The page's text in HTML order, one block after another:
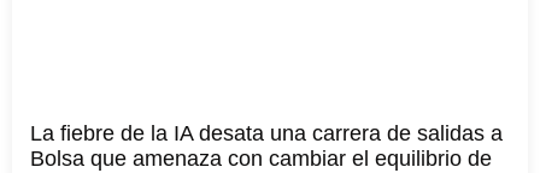
La fiebre de la IA desata una carrera de salidas a
Bolsa que amenaza con cambiar el equilibrio de